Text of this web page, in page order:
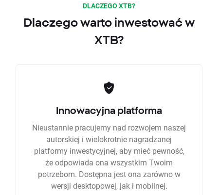
DLACZEGO XTB?
Dlaczego warto inwestować w
XTB?
Innowacyjna platforma
Nieustannie pracujemy nad rozwojem naszej
autorskiej i wielokrotnie nagradzanej
platformy inwestycyjnej, aby mieć pewność,
że odpowiada ona wszystkim Twoim
potrzebom. Dostępna jest ona zarówno w
wersji desktopowej, jak i mobilnej.